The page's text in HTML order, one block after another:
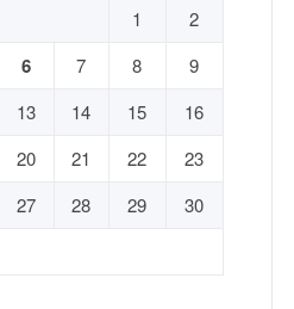
1
2
6 7 8
9
13 14 15
16
20 21 22
23
27 28 29
30